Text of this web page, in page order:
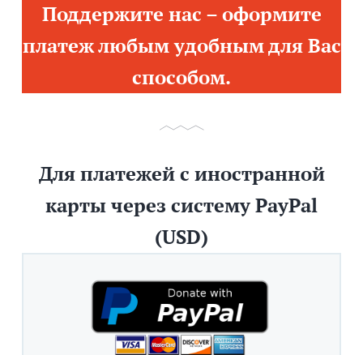
Поддержите нас – оформите
платеж любым удобным для Вас
способом.
Для платежей с иностранной
карты через систему PayPal
(USD)